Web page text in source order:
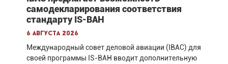
самодекларирования соответствия
стандарту IS-BAH
6 августа 2026
Международный совет деловой авиации (IBAC) для
своей программы IS-BAH вводит дополнительную